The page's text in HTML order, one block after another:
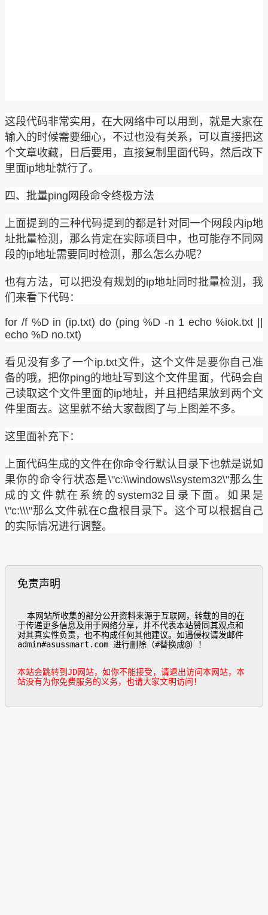
这段代码非常实用，在大网络中可以用到，就是大家在
输入的时候需要细心，不过也没有关系，可以直接把这
个文章收藏，日后要用，直接复制里面代码，然后改下
里面ip地址就行了。
四、批量ping网段命令终极方法
上面提到的三种代码提到的都是针对同一个网段内ip地
址批量检测，那么肯定在实际项目中，也可能存不同网
段的ip地址需要同时检测，那么怎么办呢？
也有方法，可以把没有规划的ip地址同时批量检测，我
们来看下代码：
for /f %D in (ip.txt) do (ping %D -n 1 echo %iok.txt ||
echo %D no.txt)
看见没有多了一个ip.txt文件，这个文件是要你自己准
备的哦，把你ping的地址写到这个文件里面，代码会自
己读取这个文件里面的ip地址，并且把结果放到两个文
件里面去。这里就不给大家截图了与上图差不多。
这里面补充下：
上面代码生成的文件在你命令行默认目录下也就是说如
果你的命令行状态是\"c:\\windows\\system32\"那么生
成的文件就在系统的system32目录下面。如果是
\"c:\\\"那么文件就在C盘根目录下。这个可以根据自己
的实际情况进行调整。
免责声明
于传递更多信息及用于网络分享，并不代表本站赞同其观点和
对其真实性负责，也不构成任何其他建议。如遇侵权请发邮件
admin#asussmart.com 进行删除（#替换成@）！
本站会跳转到JD网站，如你不能接受，请退出访问本网站，本
站没有为你免费服务的义务，也请大家文明访问！